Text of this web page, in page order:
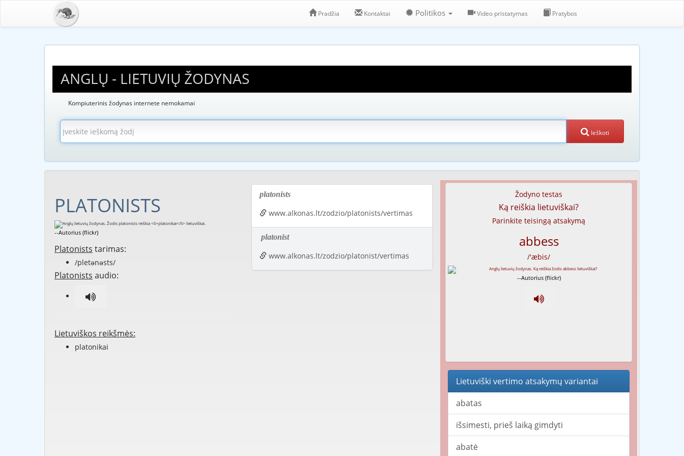
Pradžia Kontaktai Politikos Video pristatymas Pratybos
ANGLŲ - LIETUVIŲ ŽODYNAS
Kompiuterinis žodynas internete nemokamai
Ieškoti
PLATONISTS
--Autorius (flickr)
Platonists tarimas:
/pletənəsts/
Platonists audio:
Lietuviškos reikšmės:
platonikai
platonists
www.alkonas.lt/zodzio/platonists/vertimas
platonist
www.alkonas.lt/zodzio/platonist/vertimas
Žodyno testas
Ką reiškia lietuviškai?
Parinkite teisingą atsakymą
abbess
/'æbis/
--Autorius (flickr)
Lietuviški vertimo atsakymų variantai
abatas
išsimesti, prieš laiką gimdyti
abatė